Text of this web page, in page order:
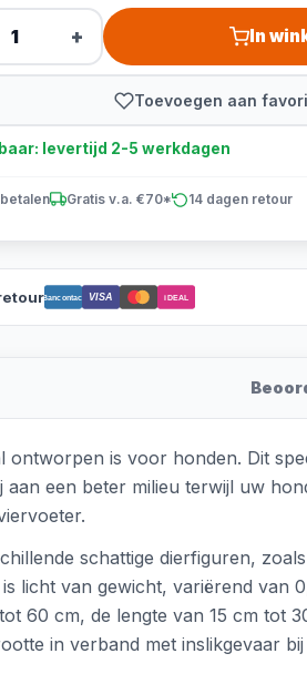
+ In
Toevoegen aan
levertijd 2-5 werkdagen
Gratis v.a. €70* 14 dagen retour
Bancontact VISA iDEAL
is voor honden. Dit
een beter milieu terwijl uw
schattige dierfiguren,
licht van gewicht, variërend van
60 cm, de lengte van 15 cm tot
in verband met inslikgevaar